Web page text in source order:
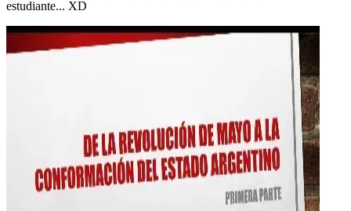
estudiante... XD